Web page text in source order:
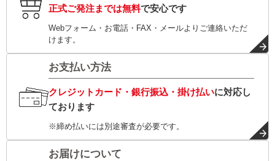
正式ご発注までは無料で安心です
Webフォーム・お電話・FAX・メールよりご連絡いただ
けます。
お支払い方法
クレジットカード・銀行振込・掛け払いに対応し
ております
※締め払いには別途審査が必要です。
お届けについて